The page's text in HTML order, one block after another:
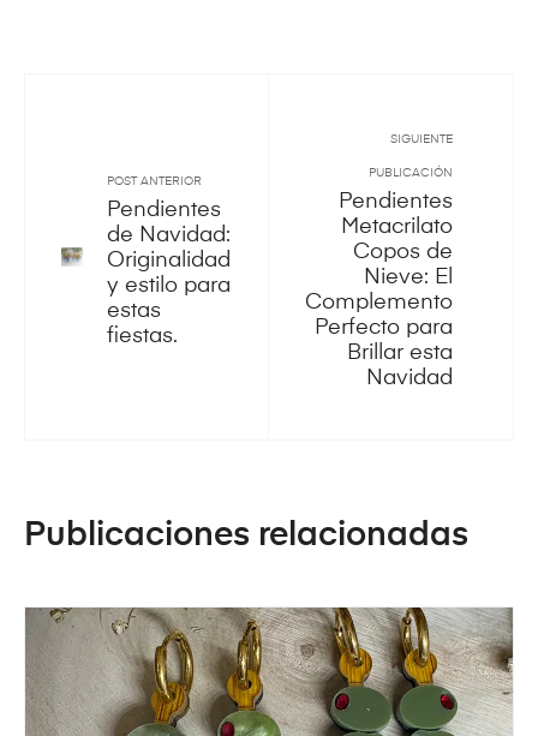
POST ANTERIOR
Pendientes
de Navidad:
Originalidad
y estilo para
estas
fiestas.
SIGUIENTE
PUBLICACIÓN
Pendientes
Metacrilato
Copos de
Nieve: El
Complemento
Perfecto para
Brillar esta
Navidad
Publicaciones relacionadas